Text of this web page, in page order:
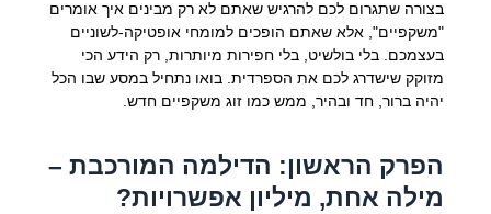
בצורה שתגרום לכם להרגיש שאתם לא רק מבינים איך אומרים
"משקפיים", אלא שאתם הופכים למומחי אופטיקה-לשוניים
בעצמכם. בלי בולשיט, בלי חפירות מיותרות, רק הידע הכי
מזוקק שישדרג לכם את הספרדית. בואו נתחיל במסע שבו הכל
יהיה ברור, חד ובהיר, ממש כמו זוג משקפיים חדש.
הפרק הראשון: הדילמה המורכבת –
מילה אחת, מיליון אפשרויות?